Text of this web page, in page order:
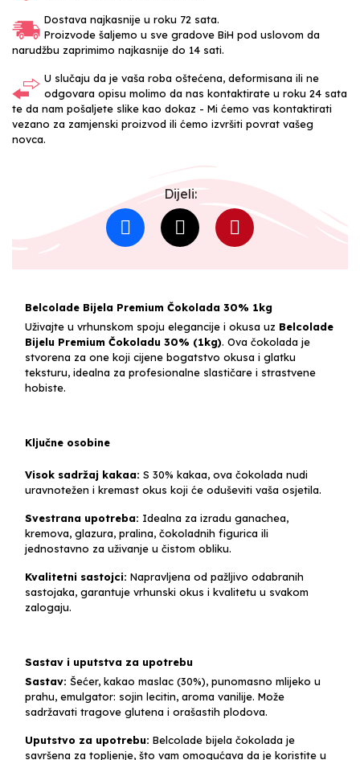
Dostava najkasnije u roku 72 sata.
Proizvode šaljemo u sve gradove BiH pod uslovom da
narudžbu zaprimimo najkasnije do 14 sati.
U slučaju da je vaša roba oštećena, deformisana ili ne
odgovara opisu molimo da nas kontaktirate u roku 24 sata
te da nam pošaljete slike kao dokaz - Mi ćemo vas kontaktirati
vezano za zamjenski proizvod ili ćemo izvršiti povrat vašeg
novca.
Dijeli:
Belcolade Bijela Premium Čokolada 30% 1kg
Uživajte u vrhunskom spoju elegancije i okusa uz Belcolade
Bijelu Premium Čokoladu 30% (1kg). Ova čokolada je
stvorena za one koji cijene bogatstvo okusa i glatku
teksturu, idealna za profesionalne slastičare i strastvene
hobiste.
Ključne osobine
Visok sadržaj kakaa: S 30% kakaa, ova čokolada nudi
uravnotežen i kremast okus koji će oduševiti vaša osjetila.
Svestrana upotreba: Idealna za izradu ganachea,
kremova, glazura, pralina, čokoladnih figurica ili
jednostavno za uživanje u čistom obliku.
Kvalitetni sastojci: Napravljena od pažljivo odabranih
sastojaka, garantuje vrhunski okus i kvalitetu u svakom
zalogaju.
Sastav i uputstva za upotrebu
Sastav: Šećer, kakao maslac (30%), punomasno mlijeko u
prahu, emulgator: sojin lecitin, aroma vanilije. Može
sadržavati tragove glutena i orašastih plodova.
Uputstvo za upotrebu: Belcolade bijela čokolada je
savršena za topljenje, što vam omogućava da je koristite u